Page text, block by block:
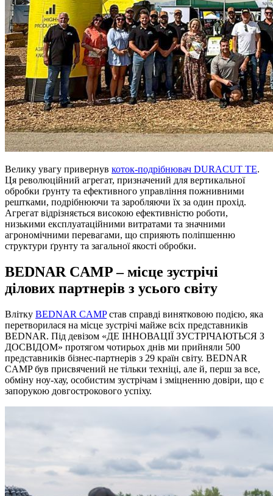
Велику увагу привернув коток-подрібнювач DURACUT TE.
Ця революційний агрегат, призначений для вертикальної
обробки ґрунту та ефективного управління пожнивними
рештками, подрібнюючи та заробляючи їх за один прохід.
Агрегат відрізняється високою ефективністю роботи,
низькими експлуатаційними витратами та значними
агрономічними перевагами, що сприяють поліпшенню
структури ґрунту та загальної якості обробки.
BEDNAR CAMP – місце зустрічі
ділових партнерів з усього світу
Влітку BEDNAR CAMPстав справді винятковою подією, яка
перетворилася на місце зустрічі майже всіх представників
BEDNAR. Під девізом «ДЕ ІННОВАЦІЇ ЗУСТРІЧАЮТЬСЯ З
ДОСВІДОМ» протягом чотирьох днів ми прийняли 500
представників бізнес-партнерів з 29 країн світу. BEDNAR
CAMP був присвячений не тільки техніці, але й, перш за все,
обміну ноу-хау, особистим зустрічам і зміцненню довіри, що є
запорукою довгострокового успіху.